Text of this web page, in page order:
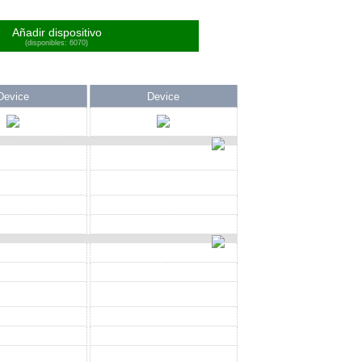
Añadir dispositivo
(disponibles: 6070)
Device